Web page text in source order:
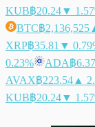
KUB฿20.24▼
BTC฿2,136,525
XRP฿35.81 ▼
0.23%
ADA฿6.37
AVAX฿223.54 ▲
KUB฿20.24▼